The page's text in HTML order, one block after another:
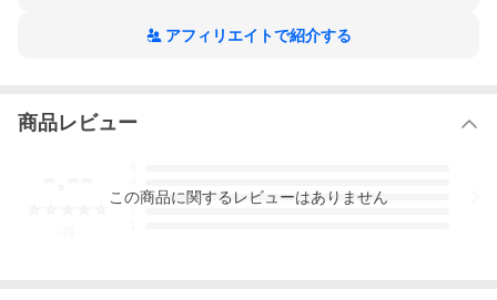
アフィリエイトで紹介する
商品レビュー
3
この商品に関するレビューはありません